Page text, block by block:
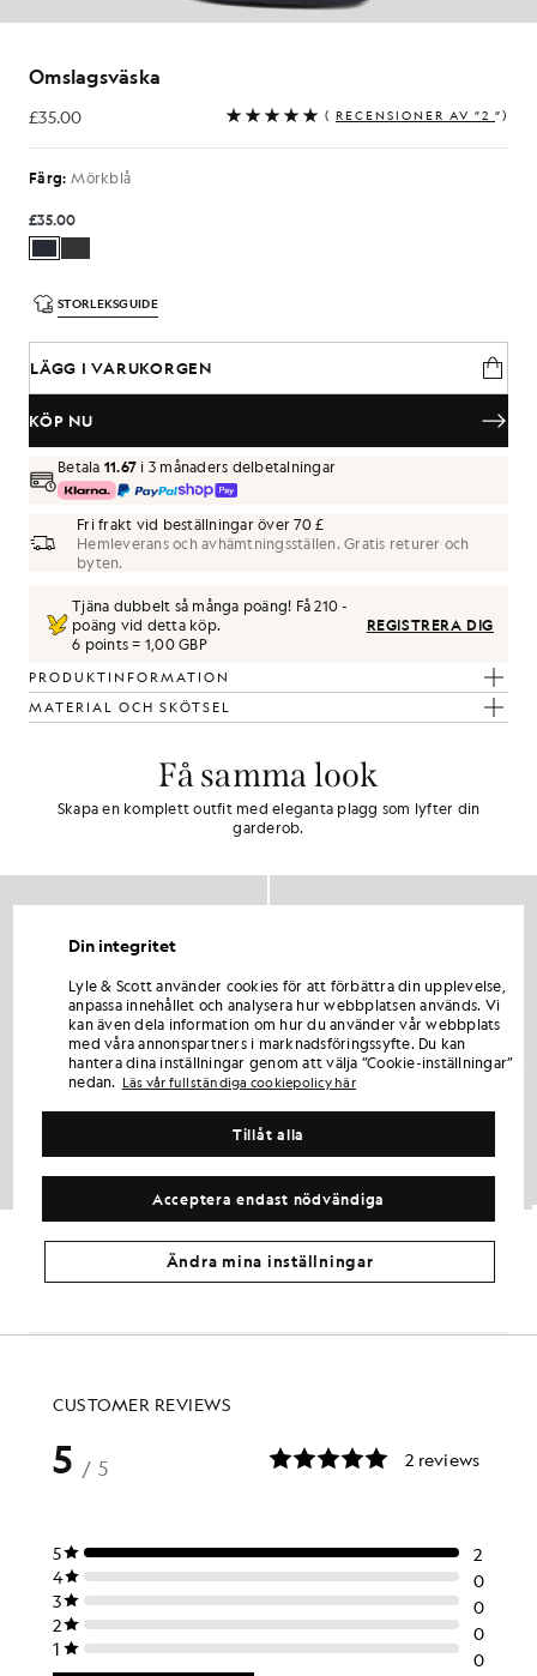
Omslagsväska
£35.00
£35.00 ( RECENSIONER AV ”2 ”)
Färg: Mörkblå
£35.00
STORLEKSGUIDE
LÄGG I VARUKORGEN
KÖP NU
Betala 11.67 i 3 månaders delbetalningar
Fri frakt vid beställningar över 70 £
Hemleverans och avhämtningsställen. Gratis returer och
byten.
Tjäna dubbelt så många poäng! Få210-
poäng vid detta köp.
6 points = 1,00 GBP
REGISTRERA DIG
PRODUKTINFORMATION
MATERIAL OCH SKÖTSEL
Få samma look
Skapa en komplett outfit med eleganta plagg som lyfter din
garderob.
£30.00 £110.00
Din integritet
Lyle & Scott använder cookies för att förbättra din upplevelse,
anpassa innehållet och analysera hur webbplatsen används. Vi
kan även dela information om hur du använder vår webbplats
med våra annonspartners i marknadsföringssyfte. Du kan
hantera dina inställningar genom att välja ”Cookie-inställningar”
nedan. Läs vår fullständiga cookiepolicy här
Acceptera endast nödvändiga
Tillåt alla
Ändra mina inställningar